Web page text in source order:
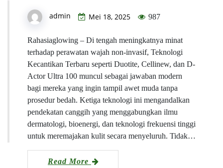
admin Mei 18, 2025 987
Rahasiaglowing – Di tengah meningkatnya minat
terhadap perawatan wajah non-invasif, Teknologi
Kecantikan Terbaru seperti Duotite, Cellinew, dan D-
Actor Ultra 100 muncul sebagai jawaban modern
bagi mereka yang ingin tampil awet muda tanpa
prosedur bedah. Ketiga teknologi ini mengandalkan
pendekatan canggih yang menggabungkan ilmu
dermatologi, bioenergi, dan teknologi frekuensi tinggi
untuk meremajakan kulit secara menyeluruh. Tidak…
Read More